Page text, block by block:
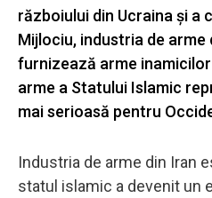
războiului din Ucraina și
Mijlociu, industria de
furnizează arme
arme a Statului Islamic
mai serioasă pentru
Industria de arme din Iran
statul islamic a devenit un